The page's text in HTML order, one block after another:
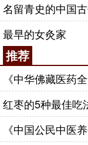
名留青史的中国
最早的女灸家
推荐
《中华佛藏医药
红枣的5种最佳吃
《中国公民中医